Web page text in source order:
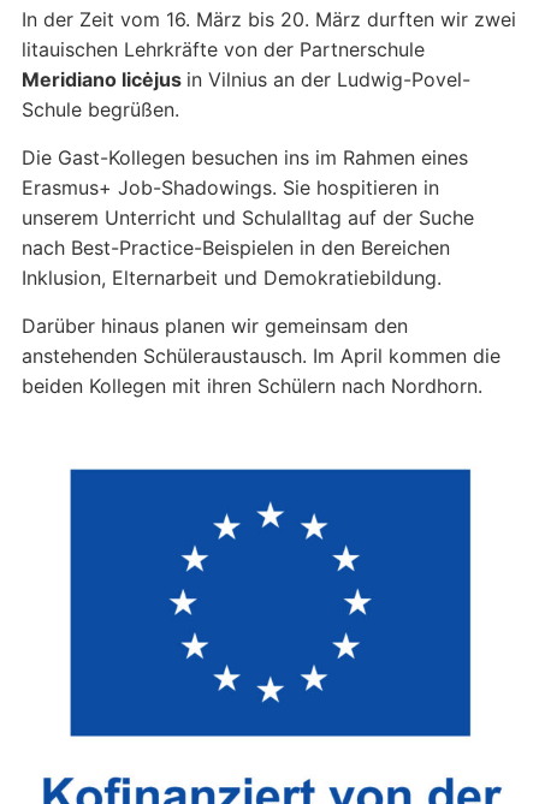
In der Zeit vom 16. März bis 20. März durften wir zwei
litauischen Lehrkräfte von der Partnerschule
Meridiano licėjus in Vilnius an der Ludwig-Povel-
Schule begrüßen.
Die Gast-Kollegen besuchen ins im Rahmen eines
Erasmus+ Job-Shadowings. Sie hospitieren in
unserem Unterricht und Schulalltag auf der Suche
nach Best-Practice-Beispielen in den Bereichen
Inklusion, Elternarbeit und Demokratiebildung.
Darüber hinaus planen wir gemeinsam den
anstehenden Schüleraustausch. Im April kommen die
beiden Kollegen mit ihren Schülern nach Nordhorn.